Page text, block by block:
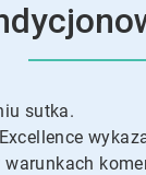
sutka.